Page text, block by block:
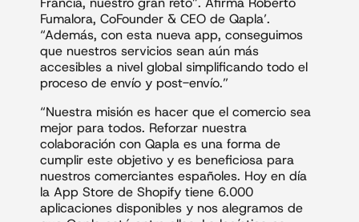
Fumalora, CoFounder & CEO de Qapla’.
“Además, con esta nueva app, conseguimos
que nuestros servicios sean aún más
accesibles a nivel global simplificando todo el
proceso de envío y post-envío.”
“Nuestra misión es hacer que el comercio sea
mejor para todos. Reforzar nuestra
colaboración con Qapla es una forma de
cumplir este objetivo y es beneficiosa para
nuestros comerciantes españoles. Hoy en día
la App Store de Shopify tiene 6.000
aplicaciones disponibles y nos alegramos de